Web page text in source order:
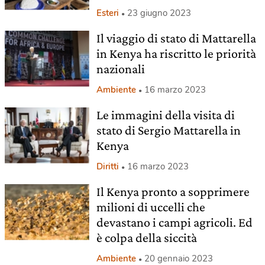
Esteri 23 giugno 2023
Il viaggio di stato di Mattarella
in Kenya ha riscritto le priorità
nazionali
Ambiente 16 marzo 2023
Le immagini della visita di
stato di Sergio Mattarella in
Kenya
Diritti 16 marzo 2023
Il Kenya pronto a sopprimere
milioni di uccelli che
devastano i campi agricoli. Ed
è colpa della siccità
Ambiente 20 gennaio 2023